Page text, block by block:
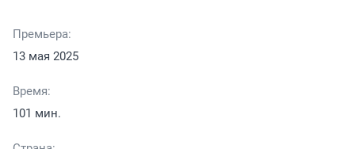
Премьера:
13 мая 2025
Время:
101 мин.